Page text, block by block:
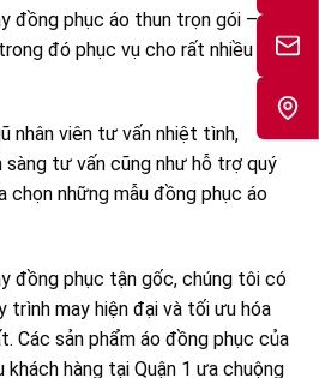
đồng phục áo thun trọn gói – uy
đó phục vụ cho rất nhiều vị
nhân viên tư vấn nhiệt tình,
sàng tư vấn cũng như hỗ trợ quý
chọn những mẫu đồng phục áo
đồng phục tận gốc, chúng tôi có
trình may hiện đại và tối ưu hóa
Các sản phẩm áo đồng phục của
hàng tại Quận 1 ưa chuộng